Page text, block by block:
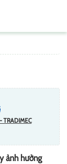
TRADIMEC
ảnh hưởng